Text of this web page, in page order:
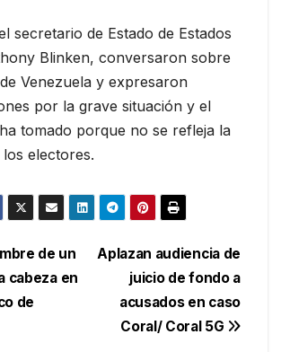
secretario de Estado de Estados
Blinken, conversaron sobre
Venezuela y expresaron
por la grave situación y el
tomado porque no se refleja la
electores.
Aplazan audiencia de
juicio de fondo a
acusados en caso
Coral/ Coral 5G
de un
cabeza en
de